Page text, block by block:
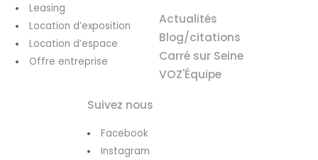
Leasing
Location d’exposition
Location d’espace
Offre entreprise
Actualités
Blog/citations
Carré sur Seine
VOZ'Équipe
Suivez nous
Facebook
Instagram